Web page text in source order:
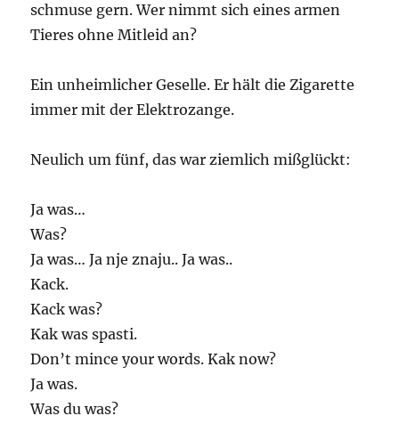
schmuse gern. Wer nimmt sich eines armen
Tieres ohne Mitleid an?
Ein unheimlicher Geselle. Er hält die Zigarette
immer mit der Elektrozange.
Neulich um fünf, das war ziemlich mißglückt:
Ja was…
Was?
Ja was… Ja nje znaju.. Ja was..
Kack.
Kack was?
Kak was spasti.
Don’t mince your words. Kak now?
Ja was.
Was du was?